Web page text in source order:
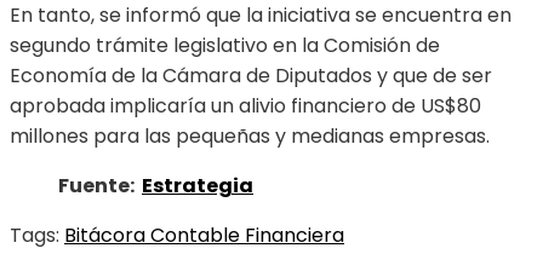
En tanto, se informó que la iniciativa se encuentra en
segundo trámite legislativo en la Comisión de
Economía de la Cámara de Diputados y que de ser
aprobada implicaría un alivio financiero de US$80
millones para las pequeñas y medianas empresas.
Fuente: Estrategia
Tags: Bitácora Contable Financiera